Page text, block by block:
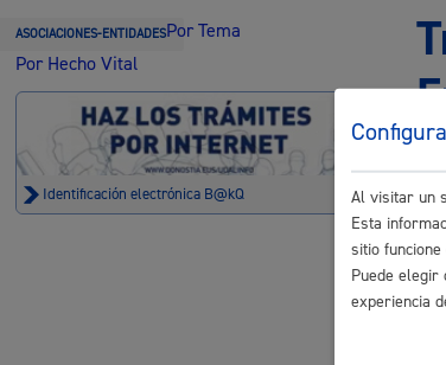
Servicios
Padrón y asuntos personales
ASOCIACIONES-ENTIDADESPor Tema
Por Hecho Vital
Identificación electrónica B@kQ
Al visitar un
Esta
sitio
Puede elegir
experiencia